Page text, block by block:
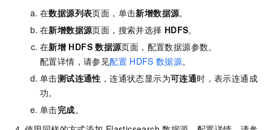
在数据源列表页面，单击新增数据源。
在新增数据源页面，搜索并选择 HDFS。
在新增 HDFS 数据源页面，配置数据源参数。
配置详情，请参见配置 HDFS 数据源。
单击测试连通性 ，连通状态显示为可连通时，表示连通成
功。
单击完成。